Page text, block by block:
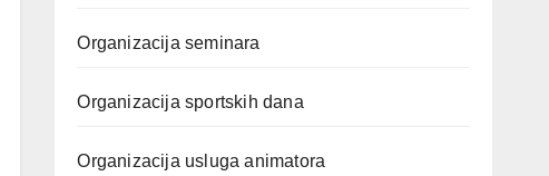
Organizacija seminara
Organizacija sportskih dana
Organizacija usluga animatora